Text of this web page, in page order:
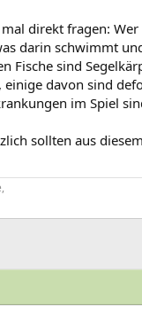
direkt fragen:
darin schwimmt
Fische sind
einige davon sind
im Spiel
sollten aus